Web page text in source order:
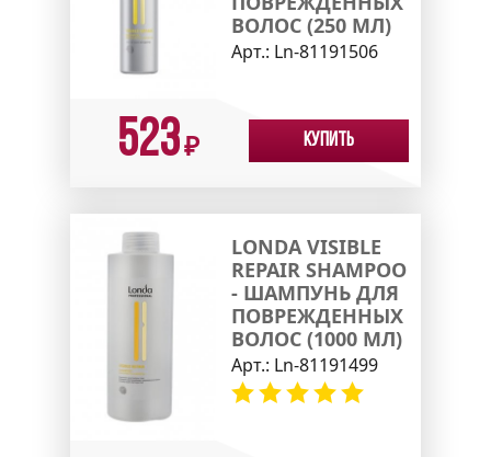
ВОЛОС (250 МЛ)
Арт.: Ln-81191506
523₽ Купить
LONDA VISIBLE
REPAIR SHAMPOO
- ШАМПУНЬ ДЛЯ
ПОВРЕЖДЕННЫХ
ВОЛОС (1000 МЛ)
Арт.: Ln-81191499